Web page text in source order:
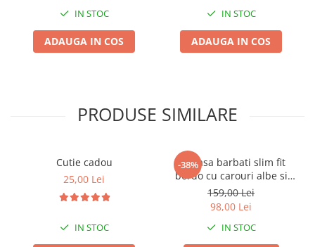
IN STOC
ADAUGA IN COS
IN STOC
ADAUGA IN COS
PRODUSE SIMILARE
Cutie cadou
25,00 Lei
IN STOC
-38%
Camasa barbati slim fit
bordo cu carouri albe si
bleumarin
159,00 Lei
98,00 Lei
IN STOC